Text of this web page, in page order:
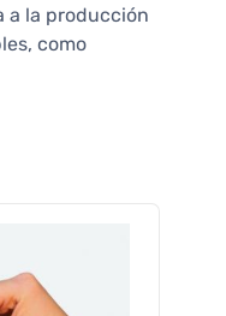
a la producción
como